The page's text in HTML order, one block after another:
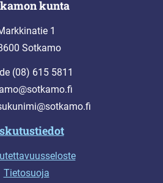
kunta
1
Sotkamo
(08) 615 5811
Tietosuoja